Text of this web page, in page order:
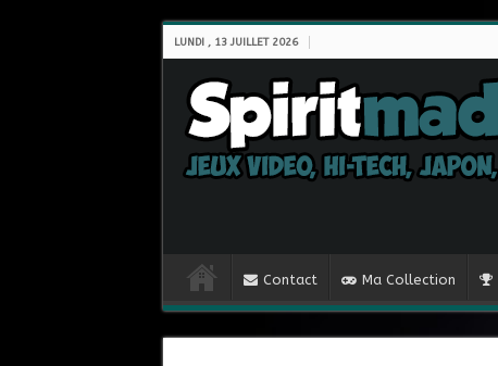
LUNDI , 13 JUILLET 2026
Contact Ma Collection